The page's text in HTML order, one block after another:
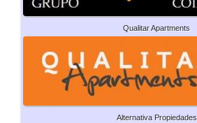
Qualitar Apartments
Alternativa Propiedades